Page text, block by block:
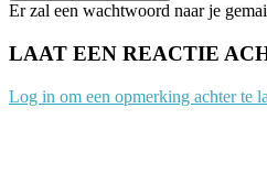
Er zal een wachtwoord naar je
LAAT EEN REACTIE
Log in om een opmerking achter te